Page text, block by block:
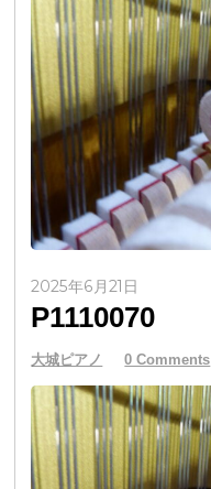
2025年6月21日
P1110070
大城ピアノ 0 Comments